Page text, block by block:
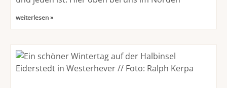
weiterlesen »